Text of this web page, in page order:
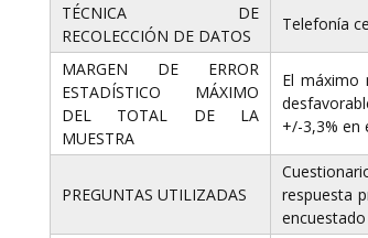
TÉCNICA DE
RECOLECCIÓN DE DATOS
Telefonía
MARGEN DE ERROR
ESTADÍSTICO MÁXIMO
DEL TOTAL DE LA
MUESTRA
El
+/-3,3% en
PREGUNTAS UTILIZADAS
respuesta